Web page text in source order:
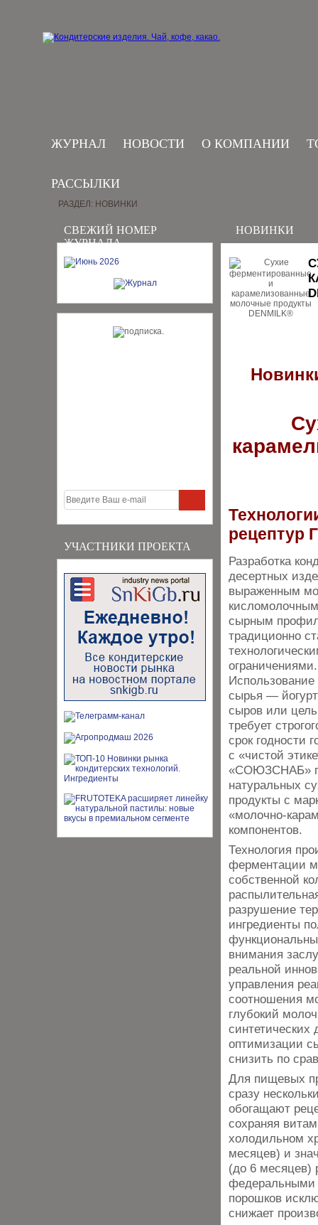
ЖУРНАЛ НОВОСТИ О КОМПАНИИ
РАССЫЛКИ
СВЕЖИЙ НОМЕР
ЖУРНАЛА
УЧАСТНИКИ ПРОЕКТА
РАЗДЕЛ: НОВИНКИ
НОВИНКИ
Разработка
десертных
выраженным
сырным
традиционно
ограничениями.
Использование
сырья —
сыров или
требует
срок годности
с «чистой
«СОЮЗСНАБ»
натуральных
продукты с
«молочно-
компонентов.
Технология
ферментации
собственной
разрушение
ингредиенты
внимания
реальной
управления
соотношения
глубокий
синтетических
оптимизации
снизить по
Для пищевых
сразу
обогащают
сохраняя
холодильном
месяцев) и
(до 6 месяцев)
федеральными
порошков
снижает